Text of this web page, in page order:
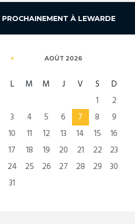
PROCHAINEMENT À LEWARDE
AOÛT 2026
L M M J V S
D
1
2
3
4 5 6 7 8
9
10
11 12 13 14 15
16
17
18 19 20 21 22
23
24
25 26 27 28 29
30
31